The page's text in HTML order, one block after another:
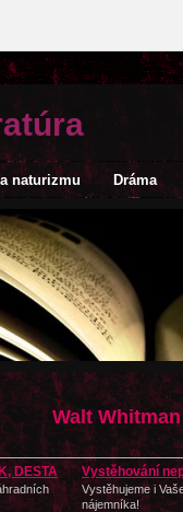
naturizmu Dráma
Walt Whitman
DESTA Vystěhování
Vystěhujeme i
nájemníka!